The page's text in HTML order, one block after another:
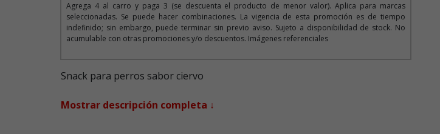
Agrega 4 al carro y paga 3 (se descuenta el producto de menor valor). Aplica para marcas
seleccionadas. Se puede hacer combinaciones. La vigencia de esta promoción es de tiempo
indefinido; sin embargo, puede terminar sin previo aviso. Sujeto a disponibilidad de stock. No
acumulable con otras promociones y/o descuentos. Imágenes referenciales
Snack para perros sabor ciervo
Mostrar descripción completa ↓